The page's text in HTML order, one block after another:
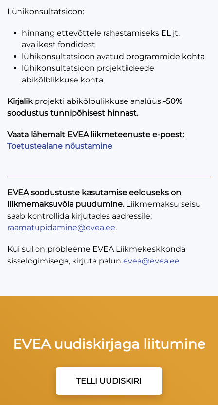
Lühikonsultatsioon:
hinnang ettevõttele rahastamiseks EL jt.
avalikest fondidest
lühikonsultatsioon avatud programmide kohta
lühikonsultatsioon projektiideede
abikõlblikkuse kohta
Kirjalikprojekti abikõlbulikkuse analüüs -50%
soodustus tunnipõhisest hinnast.
Vaata lähemalt EVEA liikmeteenuste e-poest:
Toetustealane nõustamine
EVEA soodustuste kasutamise eelduseks on
liikmemaksuvõla puudumine. Liikmemaksu seisu
saab kontrollida kirjutades aadressile:
raamatupidamine@evea.ee.
Kui sul on probleeme EVEA Liikmekeskkonda
sisselogimisega, kirjuta palun evea@evea.ee
EVEA uudiskirjaga liitumine
TELLI UUDISKIRI